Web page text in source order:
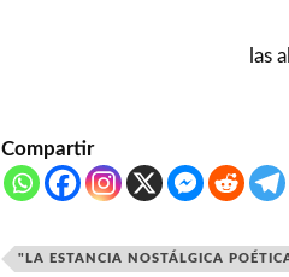
las
Compartir
"LA ESTANCIA NOSTÁLGICA